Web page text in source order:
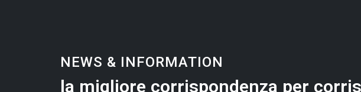
NEWS & INFORMATION
la migliore corrispondenza per